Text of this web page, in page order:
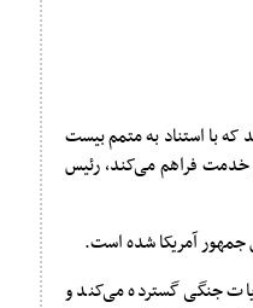
که با استناد به متمم بیست
خدمت فراهم می‌کند، رئیس
جمهور آمریکا شده است.
جنگی گسترده می‌کند و